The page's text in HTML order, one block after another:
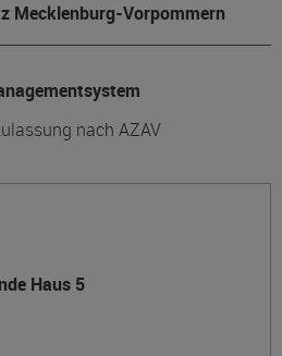
Mecklenburg-Vorpommern
nach AZAV
Haus 5